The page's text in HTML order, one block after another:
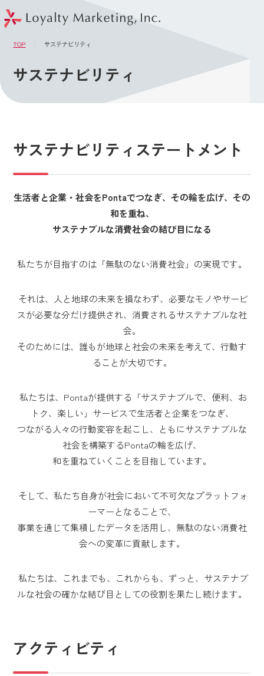
TOP サステナビリティ
サステナビリティ
サステナビリティステートメント
生活者と企業・社会をPontaでつなぎ、その輪を広げ、その
和を重ね、
サステナブルな消費社会の結び目になる
私たちが目指すのは「無駄のない消費社会」の実現です。
それは、人と地球の未来を損なわず、必要なモノやサービ
スが必要な分だけ提供され、消費されるサステナブルな社
会。
そのためには、誰もが地球と社会の未来を考えて、行動す
ることが大切です。
私たちは、Pontaが提供する「サステナブルで、便利、お
トク、楽しい」サービスで生活者と企業をつなぎ、
つながる人々の行動変容を起こし、ともにサステナブルな
社会を構築するPontaの輪を広げ、
和を重ねていくことを目指しています。
そして、私たち自身が社会において不可欠なプラットフォ
ーマーとなることで、
事業を通じて集積したデータを活用し、無駄のない消費社
会への変革に貢献します。
私たちは、これまでも、これからも、ずっと、サステナブ
ルな社会の確かな結び目としての役割を果たし続けます。
アクティビティ